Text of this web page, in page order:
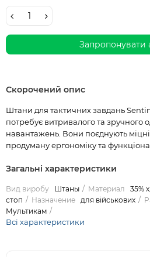
Запропонувати
Скорочений опис
Штани для тактичних завдань
потребує витривалого та зручного
навантажень. Вони поєднують
продуману ергономіку та
Загальні характеристики
Вид виробу Штаны Материал
35%
стоп
Назначение для військових
Мультикам
Всі характеристики